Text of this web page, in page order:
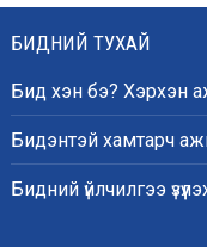
БИДНИЙ ТУХАЙ
Бид хэн бэ? Хэрхэн
Бидэнтэй хамтарч
Бидний үйлчилгээ